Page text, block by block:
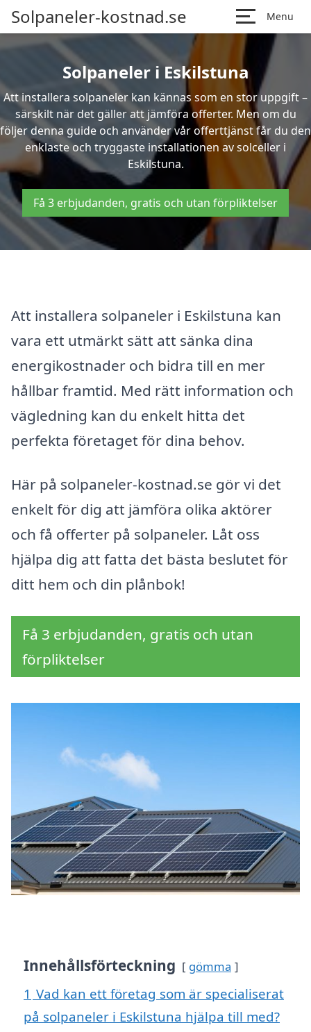
Solpaneler-kostnad.se Menu
Solpaneler i Eskilstuna
Att installera solpaneler kan kännas som en stor uppgift –
särskilt när det gäller att jämföra offerter. Men om du
följer denna guide och använder vår offerttjänst får du den
enklaste och tryggaste installationen av solceller i
Eskilstuna.
Få 3 erbjudanden, gratis och utan förpliktelser
Att installera solpaneler i Eskilstuna kan
vara ett utmärkt sätt att sänka dina
energikostnader och bidra till en mer
hållbar framtid. Med rätt information och
vägledning kan du enkelt hitta det
perfekta företaget för dina behov.
Här på solpaneler-kostnad.se gör vi det
enkelt för dig att jämföra olika aktörer
och få offerter på solpaneler. Låt oss
hjälpa dig att fatta det bästa beslutet för
ditt hem och din plånbok!
Få 3 erbjudanden, gratis och utan
förpliktelser
Innehållsförteckning gömma
1 Vad kan ett företag som är specialiserat
på solpaneler i Eskilstuna hjälpa till med?